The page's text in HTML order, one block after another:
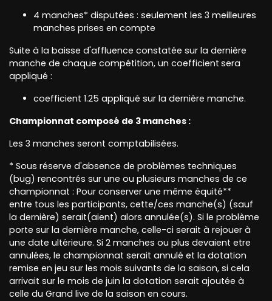
4 manches* disputées : seulement les 3 meilleures
manches prises en compte
Suite à la baisse d'affluence constatée sur la dernière
manche de chaque compétition, un coefficient sera
appliqué :
coefficient 1.25 appliqué sur la dernière manche.
Championnat composé de 3 manches :
Les 3 manches seront comptabilisées.
* Sous réserve d'absence de problèmes techniques
(bug) rencontrés sur une ou plusieurs manches de ce
championnat : Pour conserver une même équité**
entre tous les participants, cette/ces manche(s) (sauf
la dernière) serait(aient) alors annulée(s). Si le problème
porte sur la dernière manche, celle-ci serait à rejouer à
une date ultérieure. Si 2 manches ou plus devaient etre
annulées, le championnat serait annulé et la dotation
remise en jeu sur les mois suivants de la saison, si cela
arrivait sur le mois de juin la dotation serait ajoutée à
celle du Grand live de la saison en cours.